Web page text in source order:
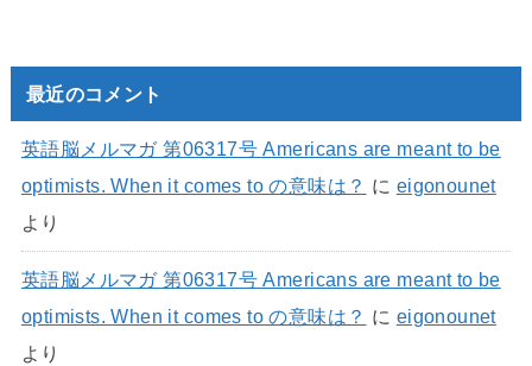
最近のコメント
英語脳メルマガ 第06317号 Americans are meant to be
optimists. When it comes to の意味は？ に eigonounet
より
英語脳メルマガ 第06317号 Americans are meant to be
optimists. When it comes to の意味は？ に eigonounet
より